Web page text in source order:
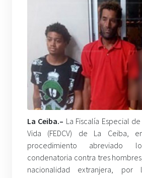
La Ceiba.– La Fiscalía Especial
Vida (FEDCV) de La Ceiba,
procedimiento abreviado
condenatoria contra tres
nacionalidad extranjera,